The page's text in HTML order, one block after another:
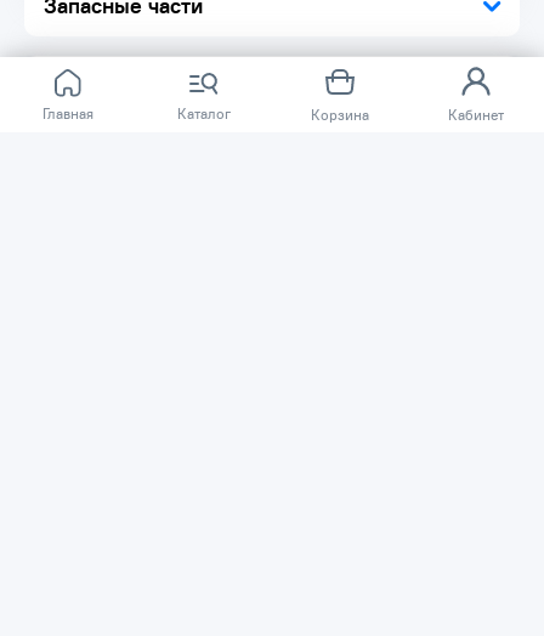
Главная Каталог Корзина Кабинет